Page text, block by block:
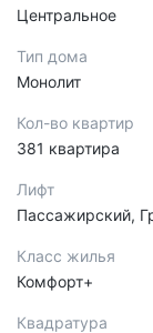
Центральное
Тип дома
Монолит
Кол-во квартир
381 квартира
Лифт
Пассажирский,
Класс жилья
Комфорт+
Квадратура